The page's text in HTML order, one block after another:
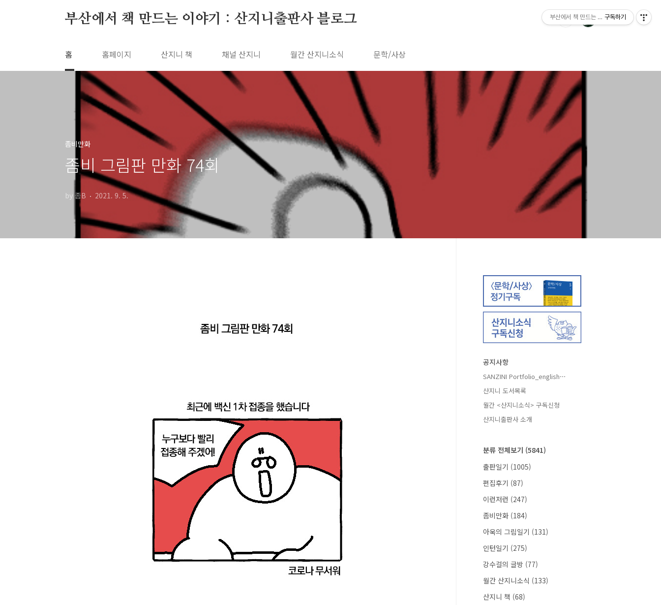
부산에서 책 만드는 이야기 : 산지니출판사 블로그
홈 홈페이지 산지니 책 채널 산지니 월간 산지니소식 문학/사상
좀비만화
좀비 그림판 만화 74회
by 좀B 2021. 9. 5.
공지사항
SANZINI Portfolio_english⋯
산지니 도서목록
월간 <산지니소식> 구독신청
산지니출판사 소개
분류 전체보기 (5841)
출판일기 (1005)
편집후기 (87)
이런저런 (247)
좀비만화 (184)
아욱의 그림일기 (131)
인턴일기 (275)
강수걸의 글방 (77)
월간 산지니소식 (133)
산지니 책 (68)
부산에서 책 만드는 이야기 : 산지니출판사 블
구독하기